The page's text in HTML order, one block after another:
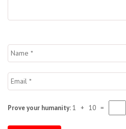
Prove your humanity:1 + 10 =